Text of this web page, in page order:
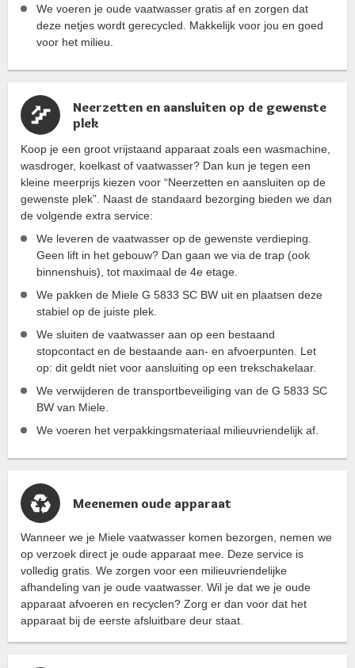
We voeren je oude vaatwasser gratis af en zorgen dat
deze netjes wordt gerecycled. Makkelijk voor jou en goed
voor het milieu.
Neerzetten en aansluiten op de gewenste
plek
Koop je een groot vrijstaand apparaat zoals een wasmachine,
wasdroger, koelkast of vaatwasser? Dan kun je tegen een
kleine meerprijs kiezen voor “Neerzetten en aansluiten op de
gewenste plek”. Naast de standaard bezorging bieden we dan
de volgende extra service:
We leveren de vaatwasser op de gewenste verdieping.
Geen lift in het gebouw? Dan gaan we via de trap (ook
binnenshuis), tot maximaal de 4e etage.
We pakken de Miele G 5833 SC BW uit en plaatsen deze
stabiel op de juiste plek.
We sluiten de vaatwasser aan op een bestaand
stopcontact en de bestaande aan- en afvoerpunten. Let
op: dit geldt niet voor aansluiting op een trekschakelaar.
We verwijderen de transportbeveiliging van de G 5833 SC
BW van Miele.
We voeren het verpakkingsmateriaal milieuvriendelijk af.
Meenemen oude apparaat
Wanneer we je Miele vaatwasser komen bezorgen, nemen we
op verzoek direct je oude apparaat mee. Deze service is
volledig gratis. We zorgen voor een milieuvriendelijke
afhandeling van je oude vaatwasser. Wil je dat we je oude
apparaat afvoeren en recyclen? Zorg er dan voor dat het
apparaat bij de eerste afsluitbare deur staat.